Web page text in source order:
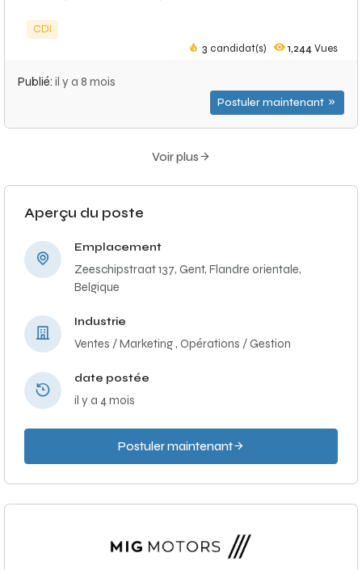
CDI
3 candidat(s) 1,244Vues
Publié: il y a 8 mois
Postuler maintenant
Voir plus
Aperçu du poste
Emplacement
Zeeschipstraat 137, Gent, Flandre orientale,
Belgique
Industrie
Ventes / Marketing , Opérations / Gestion
date postée
il y a 4 mois
Postuler maintenant